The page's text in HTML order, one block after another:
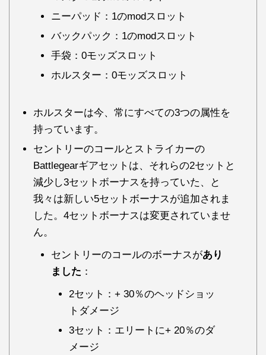
ニーパッド：1のmodスロット
バックパック：1のmodスロット
手袋：0モッズスロット
ホルスター：0モッズスロット
ホルスターは今、常にすべての3つの属性を
持っています。
セントリーのコールとストライカーの
Battlegearギアセットは、それらの2セットと
減少し3セットボーナスを持っていた、と
我々は新しい5セットボーナスが追加されま
した。4セットボーナスは変更されていませ
ん。
セントリーのコールのボーナスがあり
ました ：
2セット：+ 30％のヘッドショッ
トダメージ
3セット：エリートに+ 20％のダ
メージ